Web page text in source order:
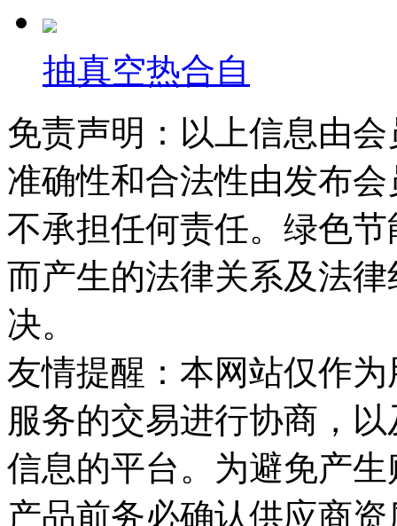
抽真空热合自
免责声明：以上信息由
准确性和合法性由发布
不承担任何责任。绿色
而产生的法律关系及法
决。
友情提醒：本网站仅作
服务的交易进行协商，
信息的平台。为避免产
产品前务必确认供应商